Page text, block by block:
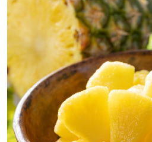
下
の
矢
印
キ
ー
ま
た
は
タ